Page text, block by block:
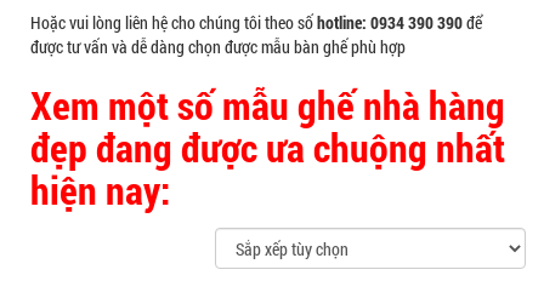
Hoặc vui lòng liên hệ cho chúng tôi theo sốhotline: 0934 390 390để
được tư vấn và dễ dàng chọn được mẫu bàn ghế phù hợp
Xem một số mẫu ghế nhà hàng
đẹp đang được ưa chuộng nhất
hiện nay:
GHẾ EAMES - GHẾ NHỰA CAFE CHÂN GỖ GIÁ RẺ
- MÃ SỐ: M002
550.000 VNĐ
GHẾ XẾP GẤP GIÁ RẺ - MÃ SỐ: X001